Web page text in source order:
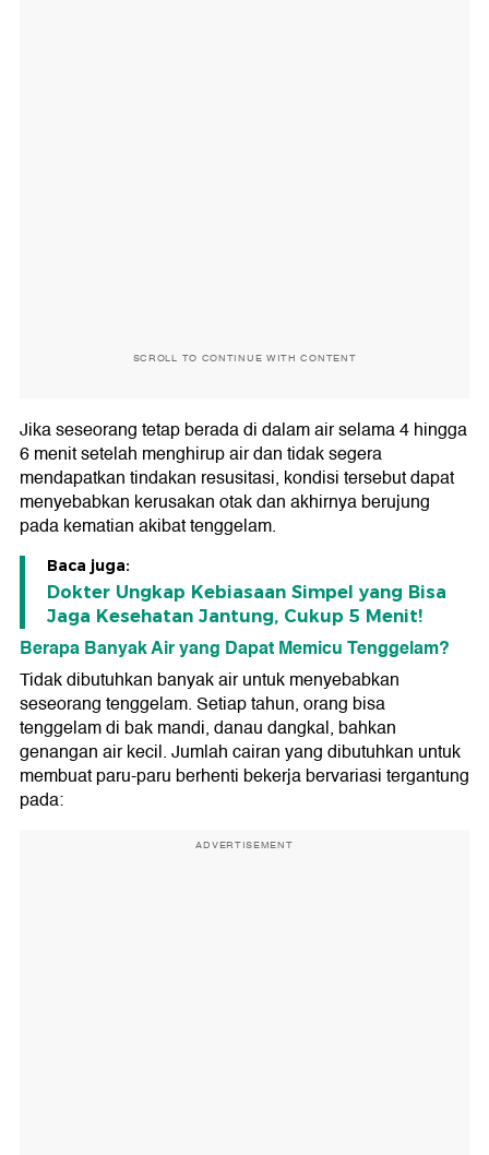
SCROLL TO CONTINUE WITH CONTENT
Jika seseorang tetap berada di dalam air selama 4 hingga
6 menit setelah menghirup air dan tidak segera
mendapatkan tindakan resusitasi, kondisi tersebut dapat
menyebabkan kerusakan otak dan akhirnya berujung
pada kematian akibat tenggelam.
Baca juga:
Dokter Ungkap Kebiasaan Simpel yang Bisa
Jaga Kesehatan Jantung, Cukup 5 Menit!
Berapa Banyak Air yang Dapat Memicu Tenggelam?
Tidak dibutuhkan banyak air untuk menyebabkan
seseorang tenggelam. Setiap tahun, orang bisa
tenggelam di bak mandi, danau dangkal, bahkan
genangan air kecil. Jumlah cairan yang dibutuhkan untuk
membuat paru-paru berhenti bekerja bervariasi tergantung
pada:
ADVERTISEMENT